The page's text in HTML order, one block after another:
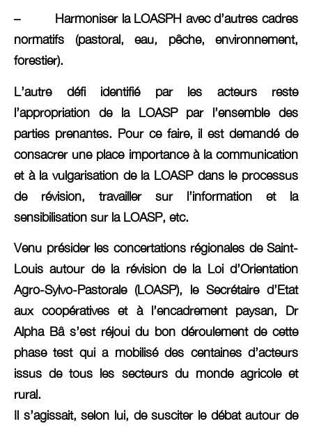
– Harmoniser la LOASPH avec d’autres cadres
normatifs (pastoral, eau, pêche, environnement,
forestier).
L’autre défi identifié par les acteurs reste
l’appropriation de la LOASP par l’ensemble des
parties prenantes. Pour ce faire, il est demandé de
consacrer une place importance à la communication
et à la vulgarisation de la LOASP dans le processus
de révision, travailler sur l’information et la
sensibilisation sur la LOASP, etc.
Venu présider les concertations régionales de Saint-
Louis autour de la révision de la Loi d’Orientation
Agro-Sylvo-Pastorale (LOASP), le Secrétaire d’Etat
aux coopératives et à l’encadrement paysan, Dr
Alpha Bâ s’est réjoui du bon déroulement de cette
phase test qui a mobilisé des centaines d’acteurs
issus de tous les secteurs du monde agricole et
rural.
Il s’agissait, selon lui, de susciter le débat autour de